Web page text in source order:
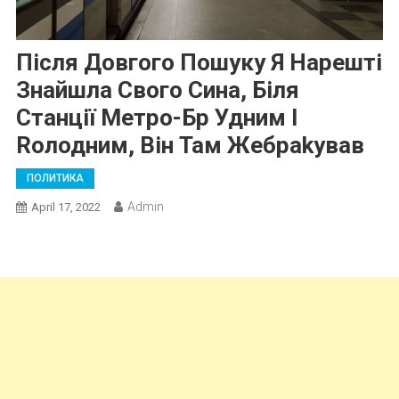
Після Довгого Пошуку Я Нарешті
Знайшла Свого Сина, Біля
Станції Метро-Бр Удним І
Rолодним, Він Там Жебраkував
ПОЛИТИКА
April 17, 2022 Admin